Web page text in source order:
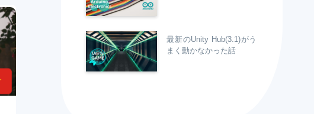
最新のUnity Hub(3.1)がう
まく動かなかった話